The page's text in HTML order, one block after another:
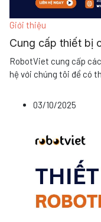
Giới thiệu
Cung cấp thiết bị
RobotViet cung cấp
hệ với chúng tôi để có
03/10/2025